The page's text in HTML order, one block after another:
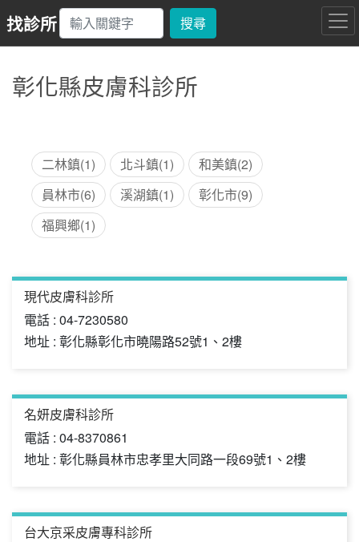
找診所 搜尋
彰化縣皮膚科診所
二林鎮(1) 北斗鎮(1)
和美鎮(2)
員林市(6)
溪湖鎮(1)
彰化市(9)
福興鄉(1)
現代皮膚科診所
電話 : 04-7230580
地址 : 彰化縣彰化市曉陽路52號1、2樓
名妍皮膚科診所
電話 : 04-8370861
地址 : 彰化縣員林市忠孝里大同路一段69號1、2樓
台大京采皮膚專科診所